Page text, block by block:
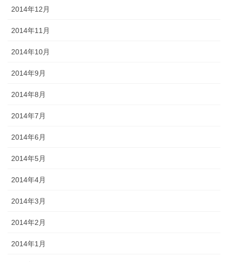
2014年12月
2014年11月
2014年10月
2014年9月
2014年8月
2014年7月
2014年6月
2014年5月
2014年4月
2014年3月
2014年2月
2014年1月